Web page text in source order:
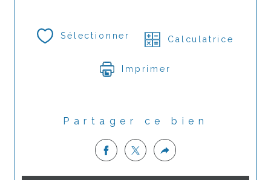
Sélectionner Calculatrice
Imprimer
Partager ce bien